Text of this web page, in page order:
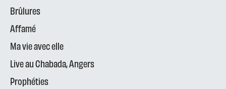
Brûlures
Affamé
Ma vie avec elle
Live au Chabada, Angers
Prophéties